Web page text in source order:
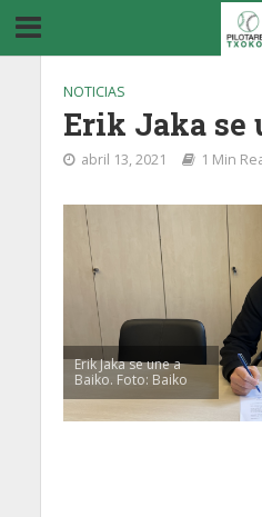
NOTICIAS
Erik Jaka se
abril 13, 2021 1 Min
Erik Jaka se une a
Baiko. Foto: Baiko